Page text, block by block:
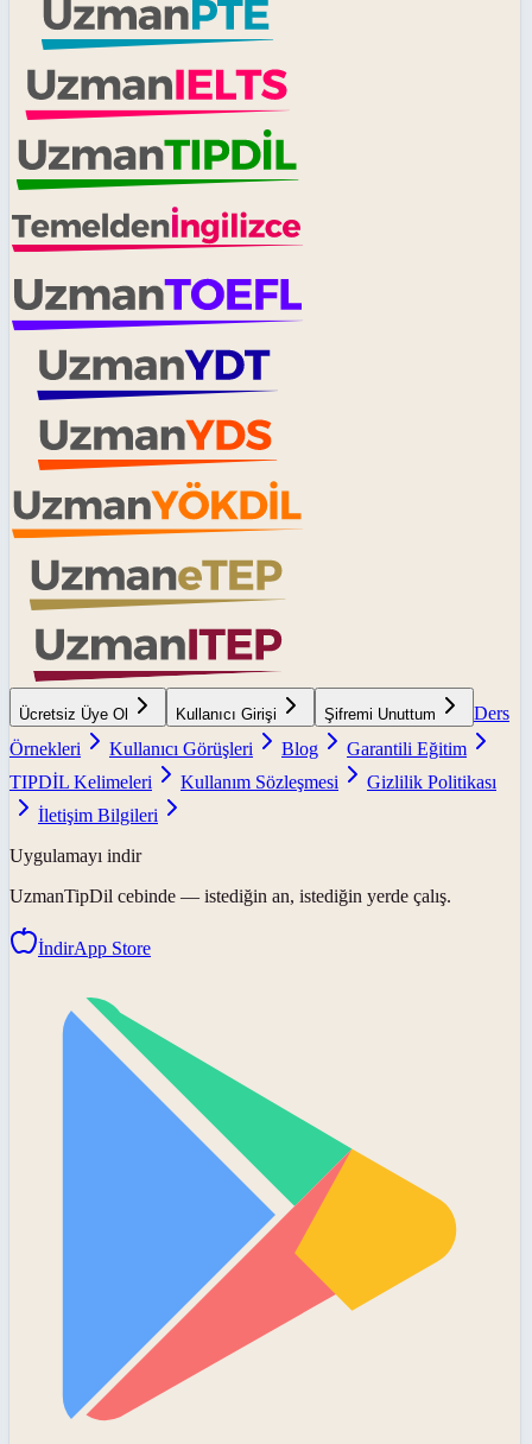
Ücretsiz Üye Ol Kullanıcı Girişi Şifremi Unuttum
Ders
Örnekleri
Kullanıcı Görüşleri Blog
Garantili Eğitim
TIPDİL Kelimeleri
Kullanım Sözleşmesi
Gizlilik Politikası
İletişim Bilgileri
Uygulamayı indir
UzmanTipDil cebinde — istediğin an, istediğin yerde çalış.
İndirApp Store